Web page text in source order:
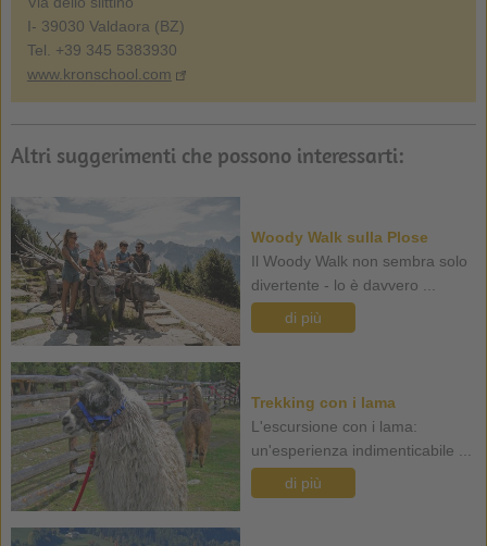
I- 39030 Valdaora (BZ)
Tel. +39 345 5383930
www.kronschool.com
Altri suggerimenti che possono interessarti:
Woody Walk sulla Plose
Il Woody Walk non sembra solo
divertente - lo è davvero ...
di più
Trekking con i lama
L'escursione con i lama:
un'esperienza indimenticabile ...
di più